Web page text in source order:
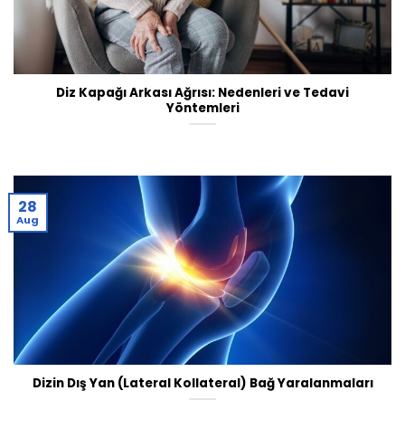
Diz Kapağı Arkası Ağrısı: Nedenleri ve Tedavi
Yöntemleri
Dizin Dış Yan (Lateral Kollateral) Bağ Yaralanmaları
28
Aug